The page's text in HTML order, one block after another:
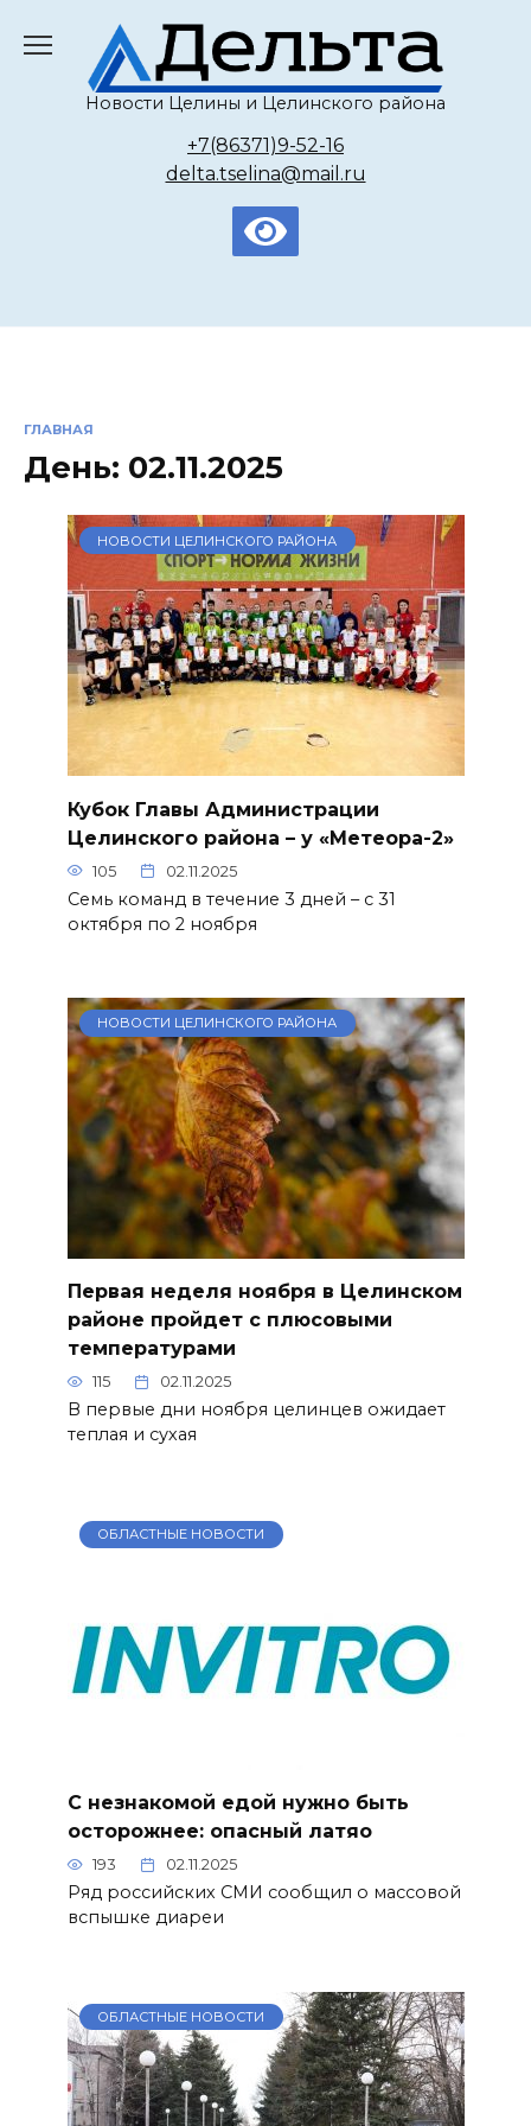
содержанию
Новости Целины и Целинского района
+7(86371)9-52-16
delta.tselina@mail.ru
ГЛАВНАЯ
День: 02.11.2025
НОВОСТИ ЦЕЛИНСКОГО РАЙОНА
Кубок Главы Администрации
Целинского района – у «Метеора-2»
105 02.11.2025
Семь команд в течение 3 дней – с 31
октября по 2 ноября
НОВОСТИ ЦЕЛИНСКОГО РАЙОНА
Первая неделя ноября в Целинском
районе пройдет с плюсовыми
температурами
115 02.11.2025
В первые дни ноября целинцев ожидает
теплая и сухая
ОБЛАСТНЫЕ НОВОСТИ
С незнакомой едой нужно быть
осторожнее: опасный латяо
193 02.11.2025
Ряд российских СМИ сообщил о массовой
вспышке диареи
ОБЛАСТНЫЕ НОВОСТИ